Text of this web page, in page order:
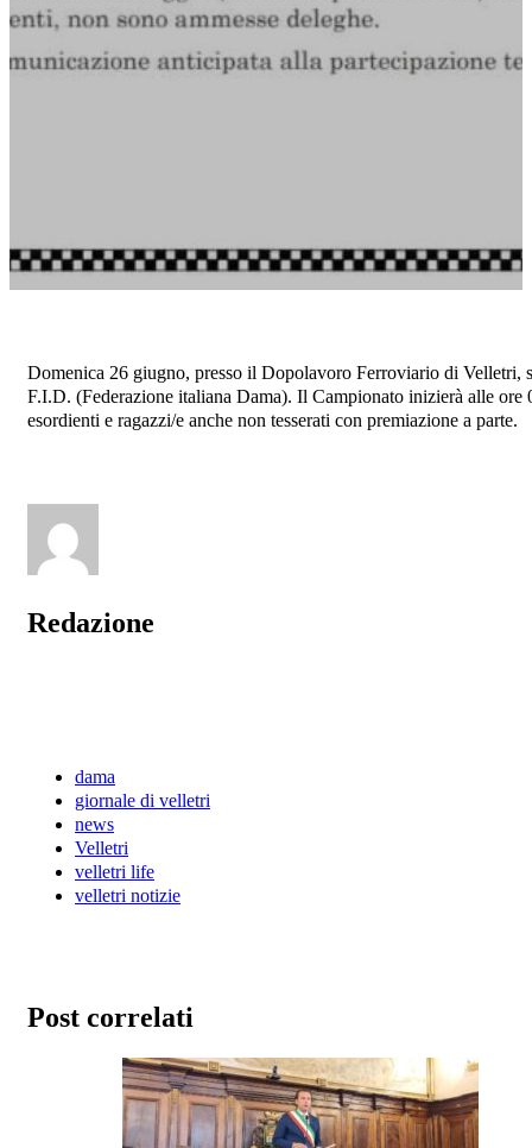
Domenica 26 giugno, presso il Dopolavoro Ferroviario di Velletri,
F.I.D. (Federazione italiana Dama). Il Campionato inizierà alle
esordienti e ragazzi/e anche non tesserati con premiazione a parte.
Redazione
dama
giornale di velletri
news
Velletri
velletri life
velletri notizie
Post correlati